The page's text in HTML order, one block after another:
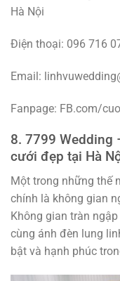
Hà Nội
Điện thoại: 096 716
Email:
Fanpage: FB.com/
8. 7799 Wedding
cưới đẹp tại Hà
Một trong những thế
chính là không gian
Không gian tràn
cùng ánh đèn lung
bật và hạnh phúc